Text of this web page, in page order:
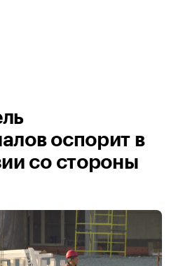
оспорит в
со стороны